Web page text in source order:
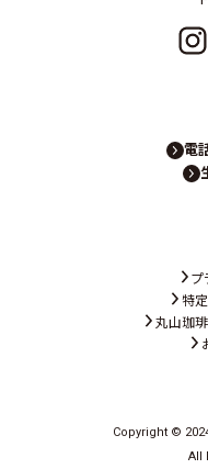
電
プ
特
丸山珈
Copyright ©
All